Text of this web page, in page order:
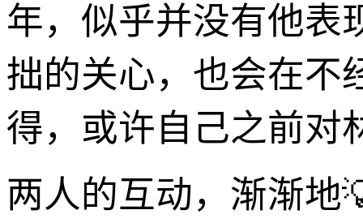
年，似乎并没有他表
拙的关心，也会在不
得，或许自己之前对
两人的互动，渐渐地